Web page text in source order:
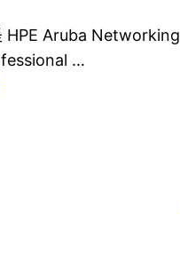
HPE Aruba Networking
…